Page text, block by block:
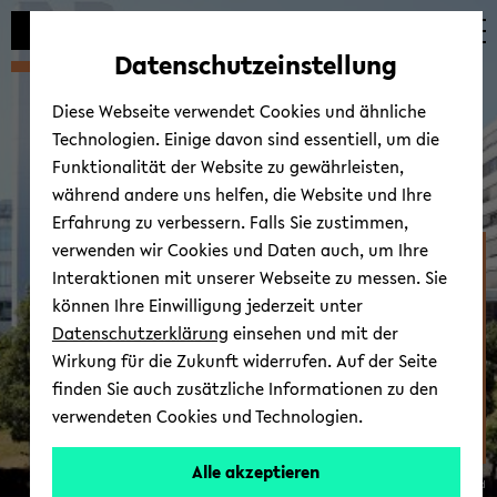
Automatische
vermeiden
zum
wechseln
zum
wechseln
zum
wechseln
Zen­trum für Kindheits-​
und Ju­gend­for­schung
© Uni­ver­si­tät Bie­le­feld
Datenschutzeinstellung
Diese Webseite verwendet Cookies und ähnliche
Technologien. Einige davon sind essentiell, um die
Funktionalität der Website zu gewährleisten,
während andere uns helfen, die Website und Ihre
Erfahrung zu verbessern. Falls Sie zustimmen,
verwenden wir Cookies und Daten auch, um Ihre
Interaktionen mit unserer Webseite zu messen. Sie
können Ihre Einwilligung jederzeit unter
Datenschutzerklärung einsehen und mit der
Wirkung für die Zukunft widerrufen. Auf der Seite
finden Sie auch zusätzliche Informationen zu den
verwendeten Cookies und Technologien.
Alle akzeptieren